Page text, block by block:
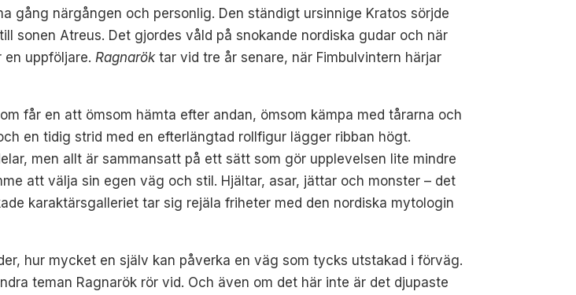
gång närgången och personlig. Den ständigt ursinnige Kratos sörjde
sonen Atreus. Det gjordes våld på snokande nordiska gudar och när
uppföljare. Ragnaröktar vid tre år senare, när Fimbulvintern härjar
får en att ömsom hämta efter andan, ömsom kämpa med tårarna och
en tidig strid med en efterlängtad rollfigur lägger ribban högt.
men allt är sammansatt på ett sätt som gör upplevelsen lite mindre
att välja sin egen väg och stil. Hjältar, asar, jättar och monster – det
karaktärsgalleriet tar sig rejäla friheter med den nordiska mytologin
hur mycket en själv kan påverka en väg som tycks utstakad i förväg.
teman Ragnarök rör vid. Och även om det här inte är det djupaste